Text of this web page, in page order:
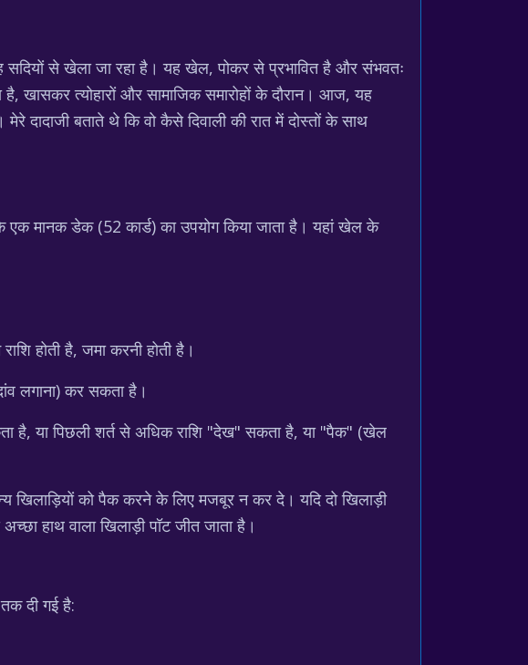
सदियों से खेला जा रहा है। यह खेल, पोकर से प्रभावित है और संभवतः
खासकर त्योहारों और सामाजिक समारोहों के दौरान। आज, यह
बताते थे कि वो कैसे दिवाली की रात में दोस्तों के साथ
मानक डेक (52 कार्ड) का उपयोग किया जाता है। यहां खेल के
होती है, जमा करनी होती है।
लगाना) कर सकता है।
है, या पिछली शर्त से अधिक राशि "देख" सकता है, या "पैक" (खेल
खिलाड़ियों को पैक करने के लिए मजबूर न कर दे। यदि दो खिलाड़ी
हाथ वाला खिलाड़ी पॉट जीत जाता है।
दी गई है: